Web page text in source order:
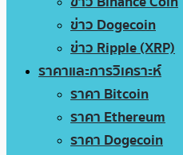
ข่าว Dogecoin
ข่าว Ripple (XRP)
ราคาและการวิเคราะห์
ราคา Bitcoin
ราคา Ethereum
ราคา Dogecoin